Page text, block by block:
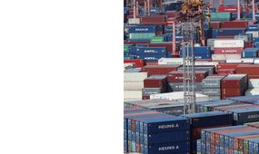
낮 최고 35도 '무더위'…동
[속보]이강인 "감독님이 원
수도권 40도 육박 '펄펄'…동
온열질환 사망자 3명 늘어…
강릉에 시간당 81.4㎜ 물폭탄…
백운산서 80년근 천종산삼 9